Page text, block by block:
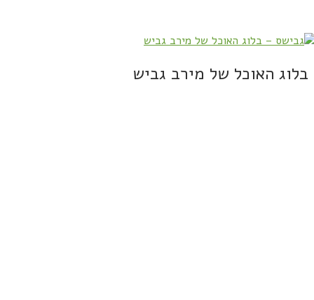
בלוג האוכל של מירב גביש